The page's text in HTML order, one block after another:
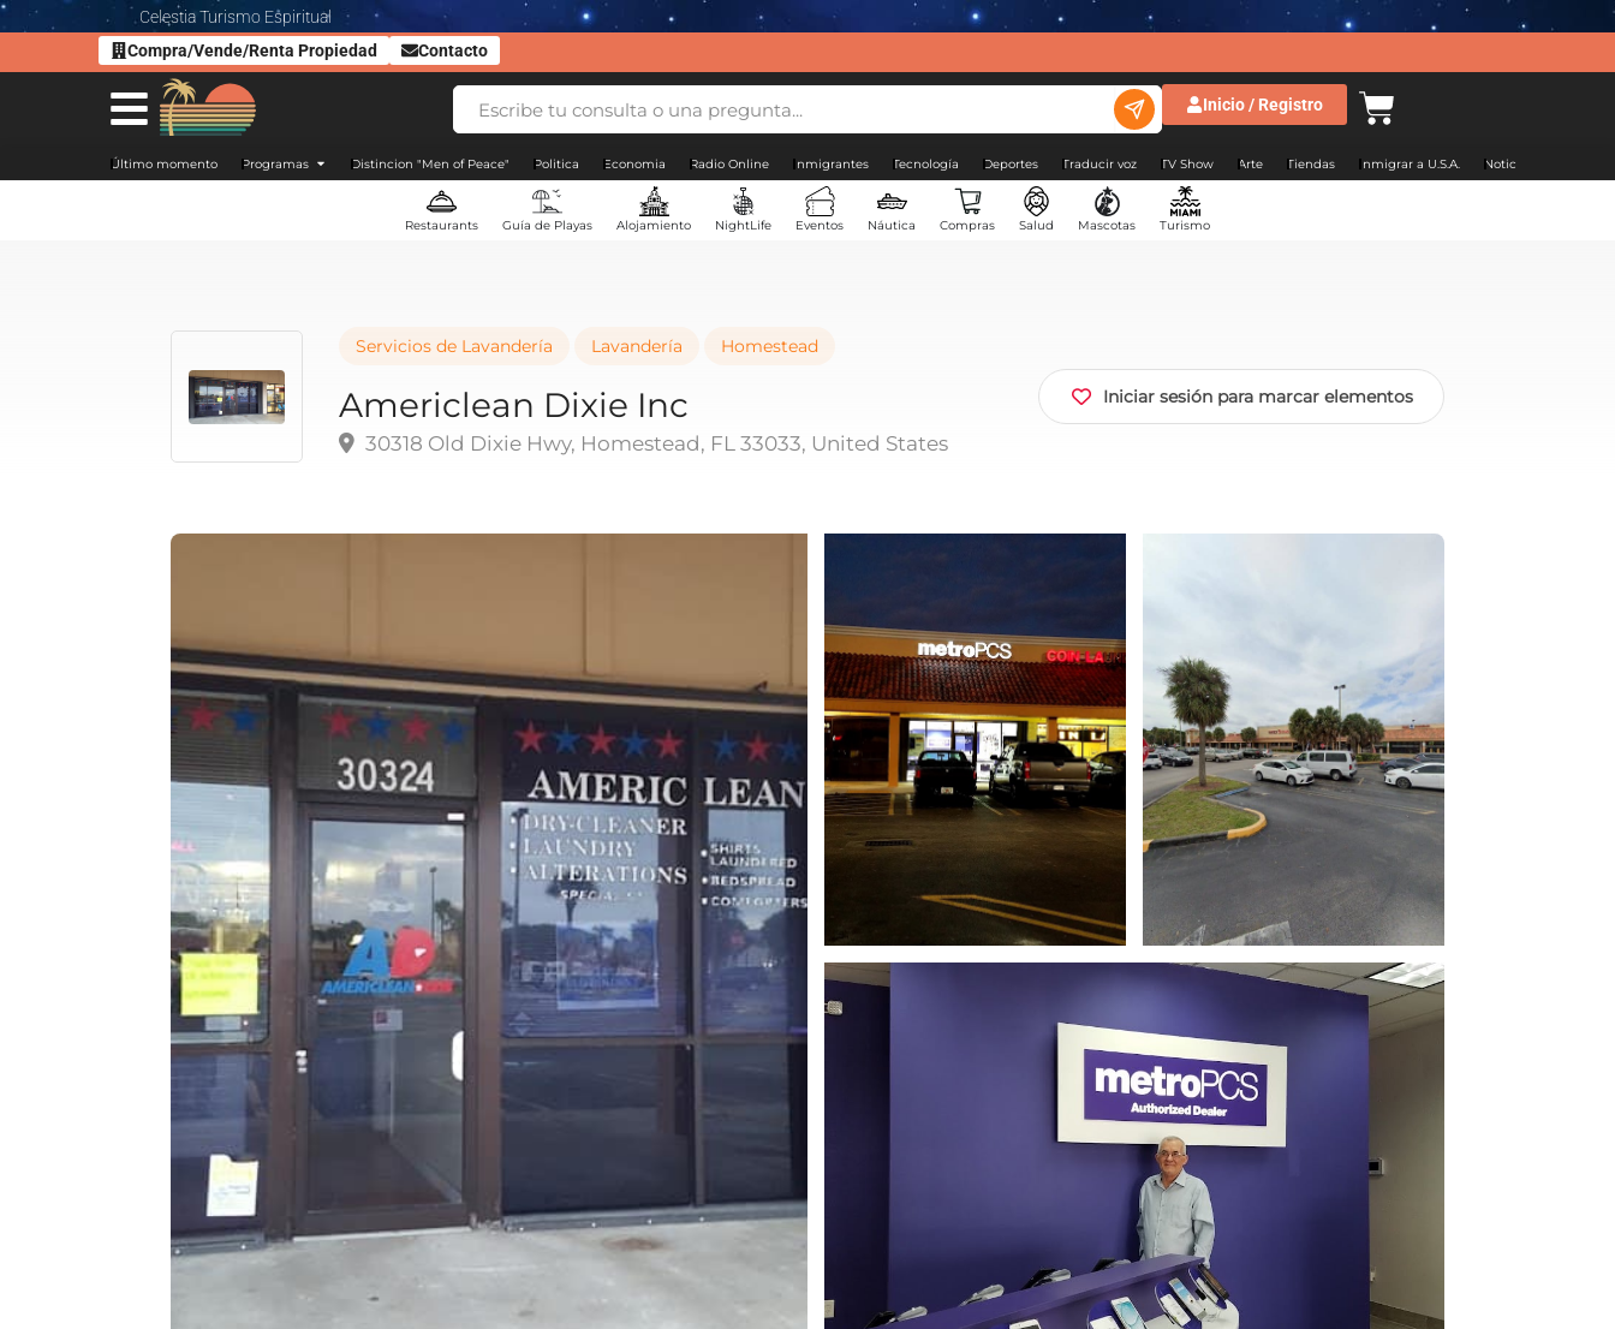
Celestia Turismo Espiritual
Compra/Vende/Renta Propiedad
Contacto
Inicio / Registro
Último momento Programas Distincion "Men of Peace" Politica Economia Radio Online Inmigrantes Tecnología Deportes Traducir voz TV Show Arte Tiendas Inmigrar a U.S.A. Noticias Argentina
Restaurants Guía de Playas Alojamiento NightLife Eventos Náutica Compras Salud Mascotas Turismo
Servicios de Lavandería Lavandería Homestead
Americlean Dixie Inc
30318 Old Dixie Hwy, Homestead, FL 33033, United States
Iniciar sesión para marcar elementos